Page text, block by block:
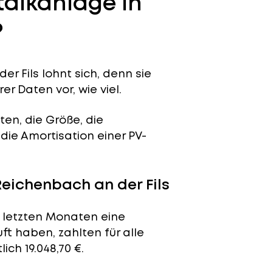
Fils lohnt sich, denn sie
Daten vor, wie viel.
die Größe, die
Amortisation einer PV-
an der Fils
letzten Monaten eine
haben, zahlten für alle
19.048,70 €.